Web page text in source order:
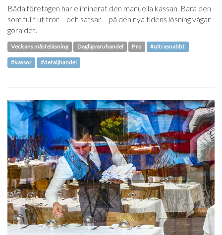
Båda företagen har eliminerat den manuella kassan. Bara den
som fullt ut tror – och satsar – på den nya tidens lösning vågar
göra det.
Veckans måsteläsning Dagligvaruhandel Pro #ultrasnabbt
#kassor #detaljhandel